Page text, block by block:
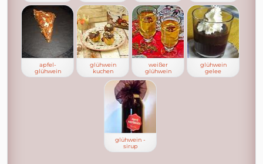
apfel-
glühwein
glühwein
kuchen
weißer
glühwein
glühwein
gelee
glühwein -
sirup